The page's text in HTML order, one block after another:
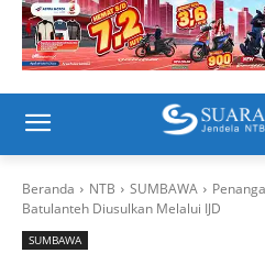
Beranda NTB SUMBAWA
Batulanteh Diusulkan Melalui IJD
SUMBAWA